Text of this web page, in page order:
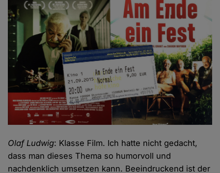
Olaf Ludwig: Klasse Film. Ich hatte nicht gedacht,
dass man dieses Thema so humorvoll und
nachdenklich umsetzen kann. Beeindruckend ist der